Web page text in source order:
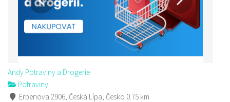
Andy Potraviny a Drogerie
Potraviny
Erbenova 2906, Česká Lípa, Česko 0.75 km